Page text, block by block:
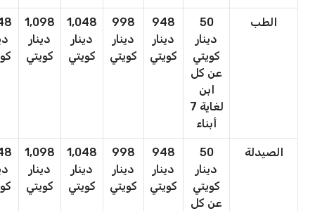
الطب
50
دينار
كويتي
عن كل
ابن
لغاية 7
أبناء
948
دينار
كويتي
998
دينار
كويتي
1,048
دينار
كويتي
1,098
دينار
كويتي
الصيدلة
50
دينار
كويتي
عن كل
948
دينار
كويتي
998
دينار
كويتي
1,048
دينار
كويتي
1,098
دينار
كويتي